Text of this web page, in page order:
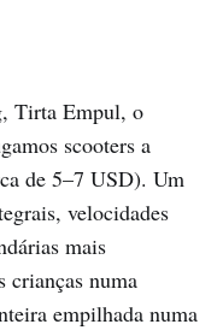
Tirta Empul, o
scooters a
de 5–7 USD). Um
velocidades
mais
crianças numa
empilhada numa